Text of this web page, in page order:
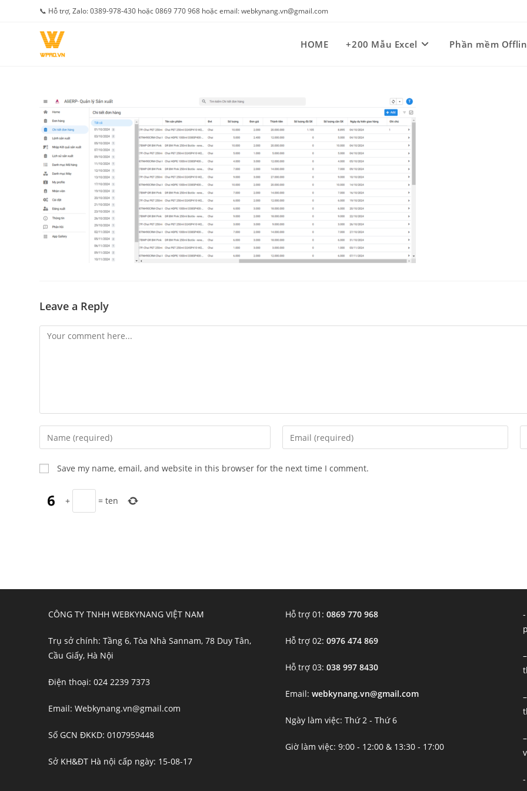
📞 Hỗ trợ, Zalo: 0389-978-430 hoặc 0869 770 968 hoặc email: webkynang.vn@gmail.com
HOME +200 Mẫu Excel Phần mềm
Leave a Reply
Comment
Enter
your
name
or
username
Enter
your
Save my name, email, and website in this browser for the next time I comment.
+ =ten
CÔNG TY TNHH WEBKYNANG VIỆT NAM
Trụ sở chính: Tầng 6, Tòa Nhà Sannam, 78 Duy Tân,
Cầu Giấy, Hà Nội
Điện thoại: 024 2239 7373
Email: Webkynang.vn@gmail.com
Số GCN ĐKKD: 0107959448
Sở KH&ĐT Hà nội cấp ngày: 15-08-17
Hỗ trợ 01:0869 770 968
Hỗ trợ 02:0976 474 869
Hỗ trợ 03:038 997 8430
Email:webkynang.vn@gmail.com
Ngày làm việc: Thứ 2 - Thứ 6
Giờ làm việc: 9:00 - 12:00 & 13:30 - 17:00